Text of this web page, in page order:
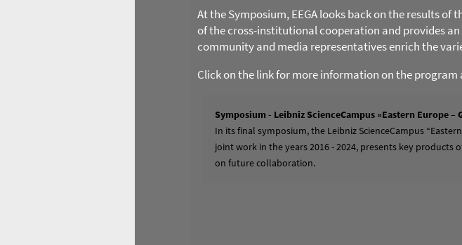
At the Symposium, EEGA looks back on the results of
of the cross-institutional cooperation and provides
community and media representatives enrich the
Click on the link for more information on the program
Symposium - Leibniz ScienceCampus »Eastern Europe –
In its final symposium, the Leibniz ScienceCampus
joint work in the years 2016 - 2024, presents key
on future collaboration.